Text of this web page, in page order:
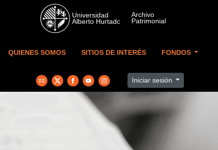
Skip to main content
QUIENES SOMOS SITIOS DE INTERÉS FONDOS
Iniciar sesión